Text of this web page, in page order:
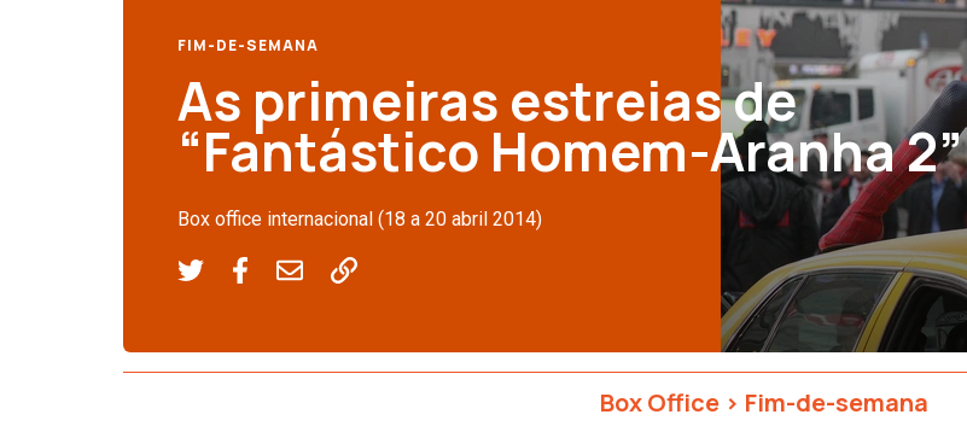
FIM-DE-SEMANA
As primeiras estreias de
“Fantástico Homem-Aranha 2”
Box office internacional (18 a 20 abril 2014)
Box Office > Fim-de-semana